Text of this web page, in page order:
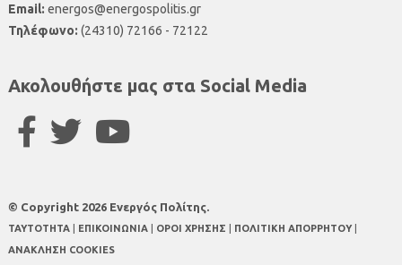
Email: energos@energospolitis.gr
Τηλέφωνο: (24310) 72166 - 72122
Ακολουθήστε μας στα Social Media
© Copyright 2026 Ενεργός Πολίτης.
TAYTOTHTA ΕΠΙΚΟΙΝΩΝΙΑ ΟΡΟΙ ΧΡΗΣΗΣ ΠΟΛΙΤΙΚΗ ΑΠΟΡΡΗΤΟΥ|
ΑΝΑΚΛΗΣΗ COOKIES